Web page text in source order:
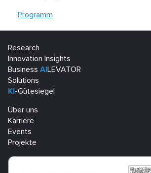
Programm
Research
Innovation Insights
Business AI LEVATOR
Solutions
KI -Gütesiegel
Über uns
Karriere
Events
Projekte